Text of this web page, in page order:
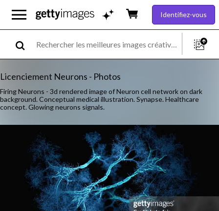
Identifiez-vous
Licenciement Neurons - Photos
Firing Neurons - 3d rendered image of Neuron cell network on dark
background. Conceptual medical illustration. Synapse. Healthcare
concept. Glowing neurons signals.